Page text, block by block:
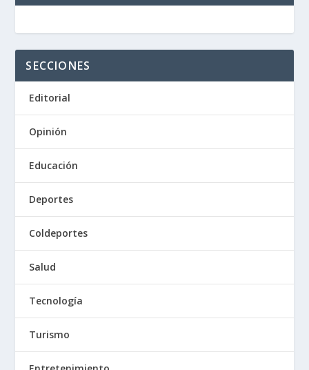
SECCIONES
Editorial
Opinión
Educación
Deportes
Coldeportes
Salud
Tecnología
Turismo